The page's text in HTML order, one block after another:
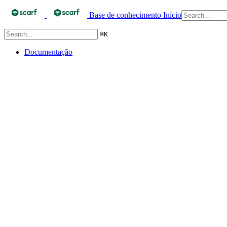
Base de conhecimento Início
⌘K
Documentação